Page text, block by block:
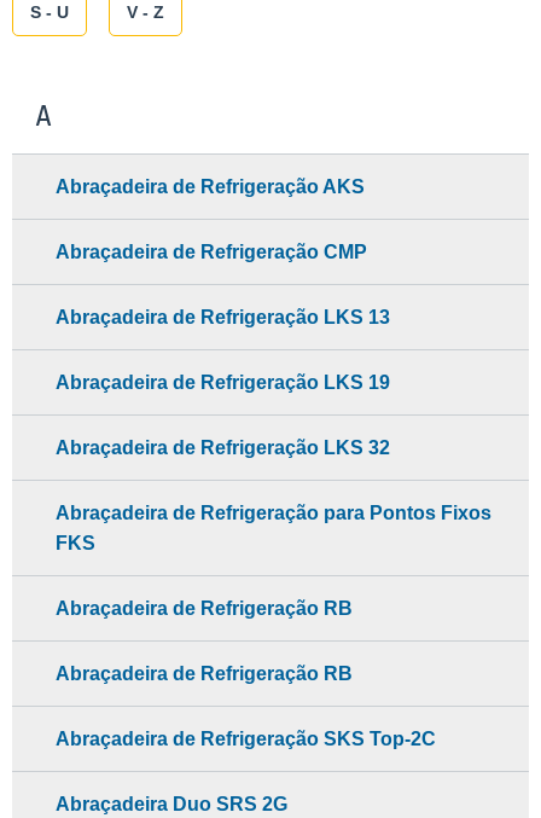
S - U V - Z
A
Abraçadeira de Refrigeração AKS
Abraçadeira de Refrigeração CMP
Abraçadeira de Refrigeração LKS 13
Abraçadeira de Refrigeração LKS 19
Abraçadeira de Refrigeração LKS 32
Abraçadeira de Refrigeração para Pontos Fixos
FKS
Abraçadeira de Refrigeração RB
Abraçadeira de Refrigeração RB
Abraçadeira de Refrigeração SKS Top-2C
Abraçadeira Duo SRS 2G